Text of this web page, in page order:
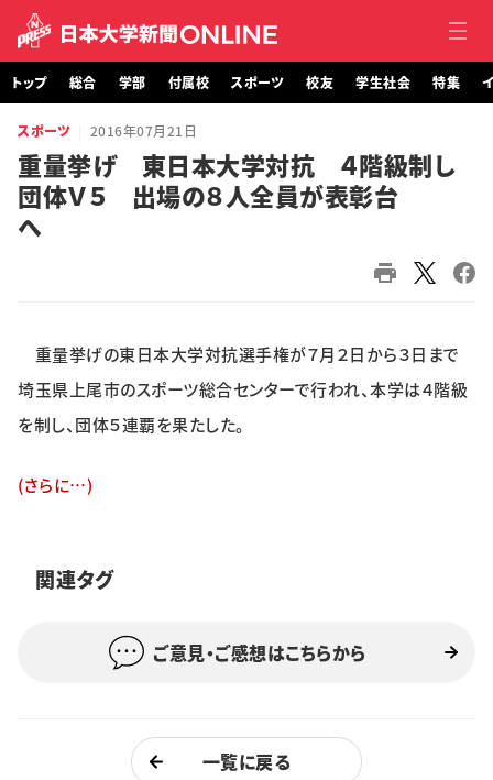
トップ
総合
スポーツ
イベント
購読 日大文芸賞
トップ 総合 学部 付属校 スポーツ 校友 学生社会 特集
スポーツ 2016年07月21日
重量挙げ 東日本大学対抗 ４階級制し
団体Ｖ５ 出場の８人全員が表彰台
へ
重量挙げの東日本大学対抗選手権が７月２日から３日まで
埼玉県上尾市のスポーツ総合センターで行われ、本学は４階級
を制し、団体５連覇を果たした。
(さらに…)
関連タグ
ご意見・ご感想はこちらから
一覧に戻る